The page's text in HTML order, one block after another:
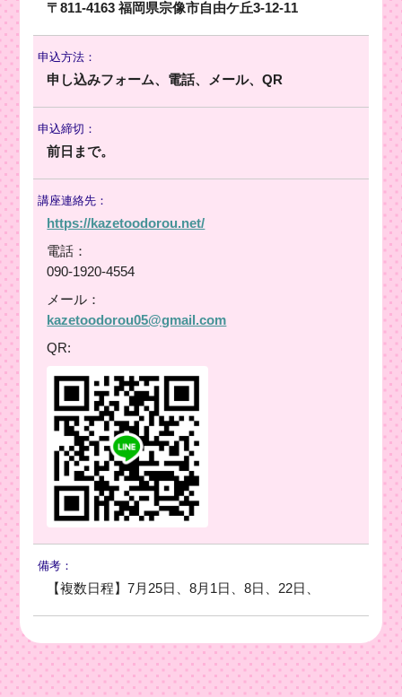
〒811-4163 福岡県宗像市自由ケ丘3-12-11
申込方法：
申し込みフォーム、電話、メール、QR
申込締切：
前日まで。
講座連絡先：
https://kazetoodorou.net/
電話：
090-1920-4554
メール：
kazetoodorou05@gmail.com
QR:
備考：
【複数日程】7月25日、8月1日、8日、22日、